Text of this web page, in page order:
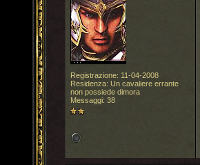
Registrazione: 11-04-2008
Residenza: Un cavaliere errante
non possiede dimora
Messaggi: 38